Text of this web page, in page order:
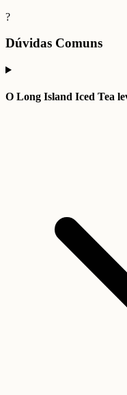
?
Dúvidas Comuns
O Long Island Iced Tea